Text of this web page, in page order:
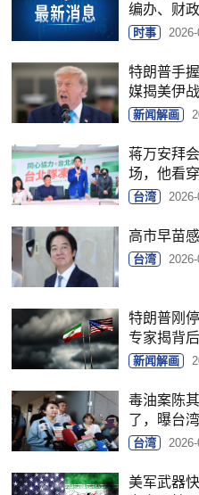
编办、财
时事
特朗普手
媒揭美伊
新闻解画
蒋万安拜
场，他看
台湾
高市早苗
台湾
特朗普刚
专家揭背
新闻解画
毒油案陈
了，曝台
台湾
美军武器